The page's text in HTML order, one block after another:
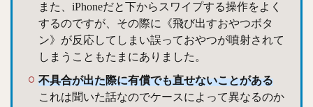
また、iPhoneだと下からスワイプする操作をよく
するのですが、その際に《飛び出すおやつボタ
ン》が反応してしまい誤っておやつが噴射されて
しまうこともたまにありました。
不具合が出た際に有償でも直せないことがある
これは聞いた話なのでケースによって異なるのか